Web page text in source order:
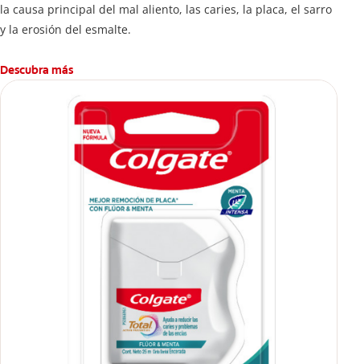
la causa principal del mal aliento, las caries, la placa, el sarro
y la erosión del esmalte.
Descubra más